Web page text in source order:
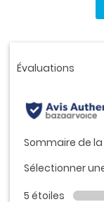
page.